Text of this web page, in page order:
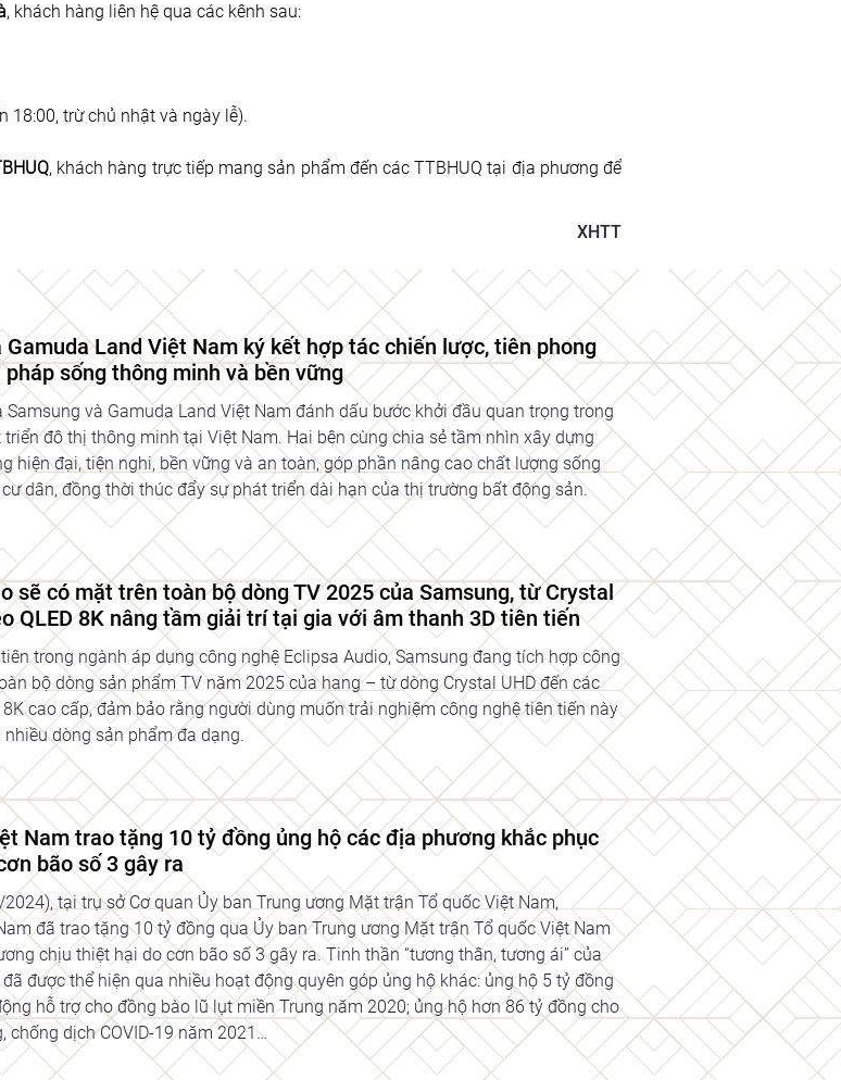
, khách hàng liên hệ qua các kênh sau:
18:00, trừ chủ nhật và ngày lễ).
, khách hàng trực tiếp mang sản phẩm đến các TTBHUQ tại địa phương để
XHTT
Gamuda Land Việt Nam ký kết hợp tác chiến lược, tiên phong
sống thông minh và bền vững
Samsung và Gamuda Land Việt Nam đánh dấu bước khởi đầu quan trọng trong
đô thị thông minh tại Việt Nam. Hai bên cùng chia sẻ tầm nhìn xây dựng
hiện đại, tiện nghi, bền vững và an toàn, góp phần nâng cao chất lượng sống
dân, đồng thời thúc đẩy sự phát triển dài hạn của thị trường bất động sản.
sẽ có mặt trên toàn bộ dòng TV 2025 của Samsung, từ Crystal
QLED 8K nâng tầm giải trí tại gia với âm thanh 3D tiên tiến
trong ngành áp dụng công nghệ Eclipsa Audio, Samsung đang tích hợp công
bộ dòng sản phẩm TV năm 2025 của hang – từ dòng Crystal UHD đến các
8K cao cấp, đảm bảo rằng người dùng muốn trải nghiệm công nghệ tiên tiến này
dòng sản phẩm đa dạng.
Nam trao tặng 10 tỷ đồng ủng hộ các địa phương khắc phục
bão số 3 gây ra
tại trụ sở Cơ quan Ủy ban Trung ương Mặt trận Tổ quốc Việt Nam,
đã trao tặng 10 tỷ đồng qua Ủy ban Trung ương Mặt trận Tổ quốc Việt Nam
chịu thiệt hại do cơn bão số 3 gây ra. Tinh thần “tương thân, tương ái” của
được thể hiện qua nhiều hoạt động quyên góp ủng hộ khác: ủng hộ 5 tỷ đồng
hỗ trợ cho đồng bào lũ lụt miền Trung năm 2020; ủng hộ hơn 86 tỷ đồng cho
chống dịch COVID-19 năm 2021…